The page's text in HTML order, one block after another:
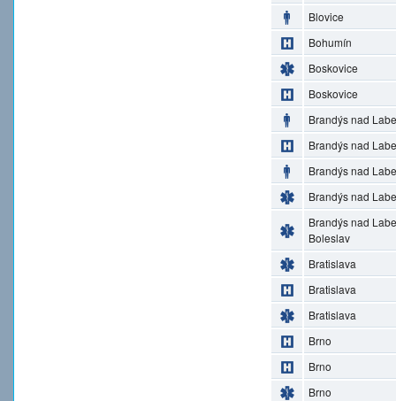
Blovice
Bohumín
Boskovice
Boskovice
Brandýs nad
Brandýs nad
Brandýs nad
Brandýs nad
Brandýs nad
Boleslav
Bratislava
Bratislava
Bratislava
Brno
Brno
Brno